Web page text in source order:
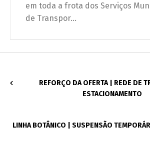
em toda a frota dos Serviços
de Transpor...
REFORÇO DA OFERTA | REDE DE
ESTACIONAMENTO
LINHA BOTÂNICO | SUSPENSÃO